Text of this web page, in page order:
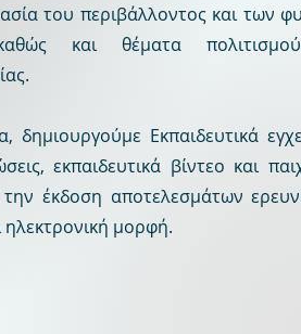
του περιβάλλοντος και των
και θέματα
δημιουργούμε Εκπαιδευτικά
εκπαιδευτικά βίντεο και
την έκδοση αποτελεσμάτων
ηλεκτρονική μορφή.